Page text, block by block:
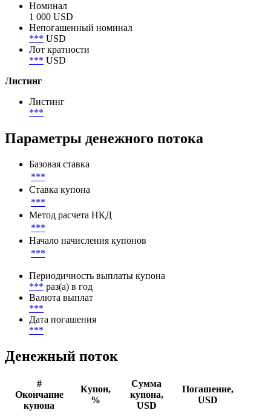
5 000 000 USD
Номинал
Номинал
1 000 USD
***
***USD
Листинг
Параметры денежного потока
Базовая ставка
***
Ставка купона
***
Метод расчета НКД
Начало начисления купонов
***
Периодичность выплаты купона
***
Дата погашения
Денежный поток